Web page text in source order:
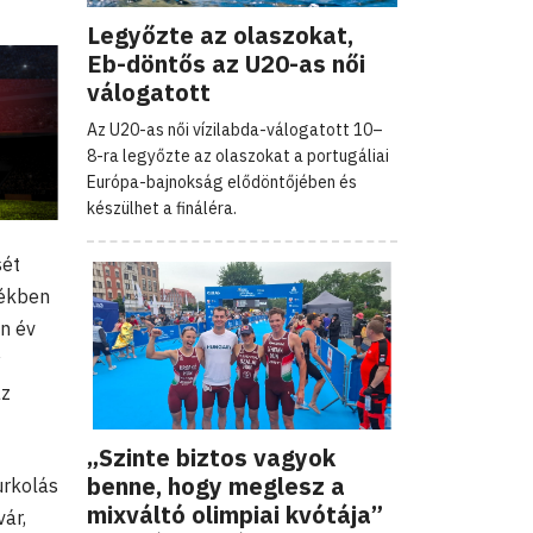
év
Legyőzte az olaszokat,
Eb-döntős az U20-as női
válogatott
Az U20-as női vízilabda-válogatott 10–
8-ra legyőzte az olaszokat a portugáliai
Európa-bajnokság elődöntőjében és
készülhet a fináléra.
„Szinte biztos vagyok
benne, hogy meglesz a
mixváltó olimpiai kvótája”